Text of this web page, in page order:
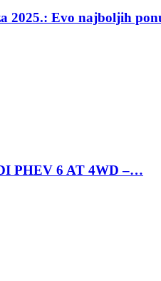
2025.: Evo najboljih
PHEV 6 AT 4WD –…